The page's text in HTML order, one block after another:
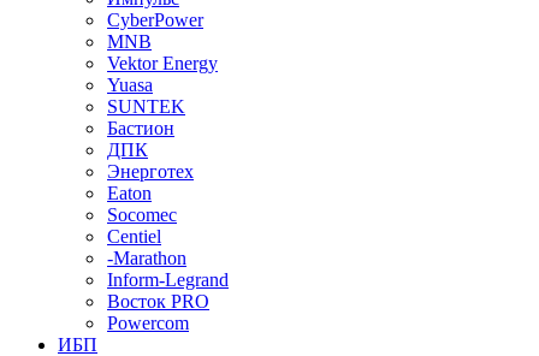
CyberPower
MNB
Vektor Energy
Yuasa
SUNTEK
Бастион
ДПК
Энерготех
Eaton
Socomec
Centiel
-Marathon
Inform-Legrand
Восток PRO
Powercom
ИБП